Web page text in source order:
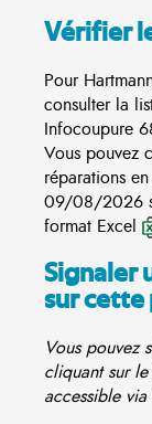
Vérifier
Pour
consulter la
Infocoupure
Vous pouvez
réparations
09/08/2026
format Excel
Signaler
sur
Vous pouvez
cliquant sur
accessible